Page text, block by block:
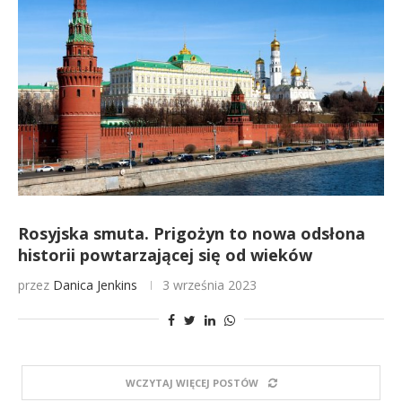
Rosyjska smuta. Prigożyn to nowa odsłona
historii powtarzającej się od wieków
przez Danica Jenkins 3 września 2023
WCZYTAJ WIĘCEJ POSTÓW